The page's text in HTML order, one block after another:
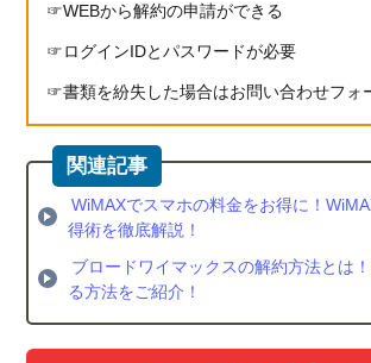
約金
円に
する
は更
新月
WEBから解約の申請ができる
ログインIDとパスワードが必要
書類を紛失した場合はお問い合わせフォ
WiMAXでスマホの料金をお得に！
得術を徹底解説！
ブロードワイマックスの解約方法とは
る方法をご紹介！